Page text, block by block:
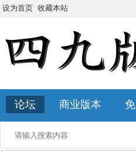
设为首页 收藏本站
论坛 商业版本